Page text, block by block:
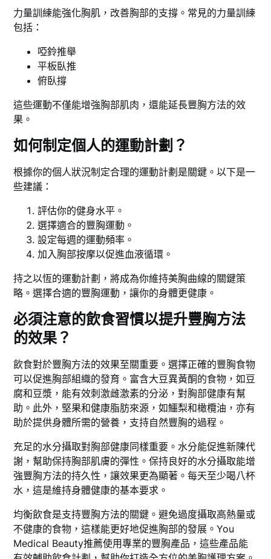
力量訓練能強化胸肌，改善胸部的支撐。常見的力量訓練
包括：
啞鈴推舉
平板臥推
俯臥撐
這些運動不僅能增強胸部肌肉，還能延長豐胸方法的效
果。
如何制定個人的運動計劃？
根據你的個人狀況制定合理的運動計劃是關鍵。以下是一
些建議：
評估你的健身水平。
選擇適合的豐胸運動。
設定每週的運動頻率。
加入胸部按摩以促進血液循環。
持之以恆的運動計劃，將成為你維持美胸曲線的關鍵策
略。選擇合適的豐胸運動，讓你的身體更健康。
必須注意的飲食習慣以提升豐胸方法
的效果？
飲食對於豐胸方法的效果至關重要。選擇正確的豐胸食物
可以促進胸部組織的發育。富含大豆異黃酮的食物，如豆
腐和豆漿，能有效刺激雌激素的分泌，對胸部健康有幫
助。此外，堅果和健康脂肪來源，如鱷梨和橄欖油，亦有
助於提供身體所需的營養，支持自然豐胸的過程。
充足的水分攝取對胸部健康同樣重要。水分能促進新陳代
謝，幫助保持胸部肌膚的彈性。保持良好的水分攝取能增
強豐胸方法的持久性，讓效果更為顯著。每天至少喝八杯
水，這是維持身體健康的基本要求。
均衡飲食是支持豐胸方法的關鍵。避免過度攝取高熱量或
不健康的食物，這樣能更好地促進胸部的發展。You
Medical Beauty推薦使用專業的豐胸產品，這些產品能